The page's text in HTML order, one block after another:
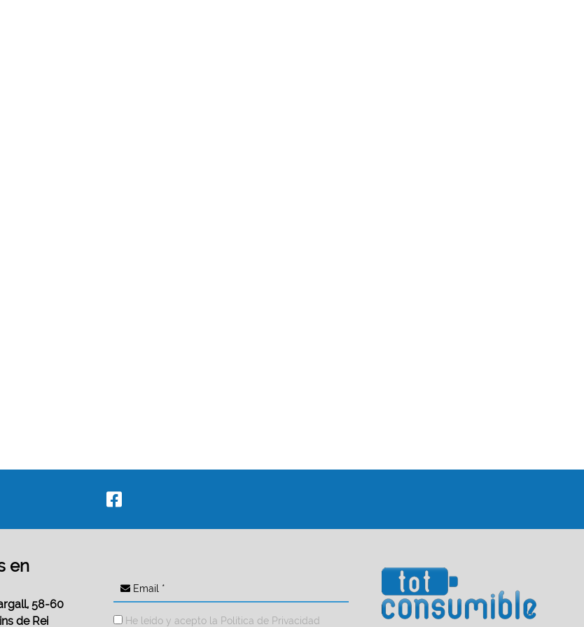
en
58-60
de Rei
Email *
He leído y acepto la Política de Privacidad